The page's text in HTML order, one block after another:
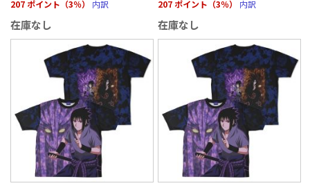
207 ポイント（3％）
内訳
在庫なし
207 ポイント（3％）
内訳
在庫なし